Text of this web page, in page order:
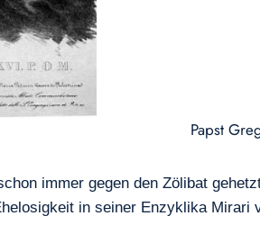
Papst
immer gegen den Zölibat
in seiner Enzyklika Mirari